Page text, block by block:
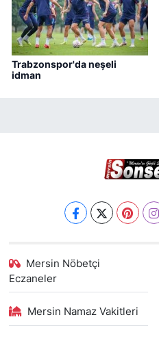
Trabzonspor'da neşeli
idman
Mersin Nöbetçi
Eczaneler
Mersin Namaz Vakitleri